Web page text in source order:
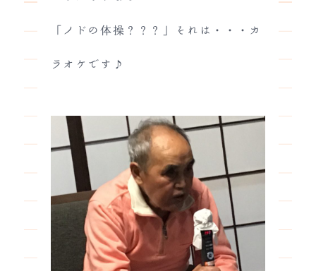
「ノドの体操？？？」それは・・・カ
ラオケです♪